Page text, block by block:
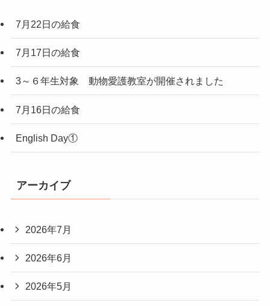
7月22日の給食
7月17日の給食
3～６年生対象 動物愛護教室が開催されました
7月16日の給食
English Day①
アーカイブ
2026年7月
2026年6月
2026年5月